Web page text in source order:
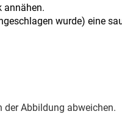
annähen.
wurde) eine
Abbildung abweichen.